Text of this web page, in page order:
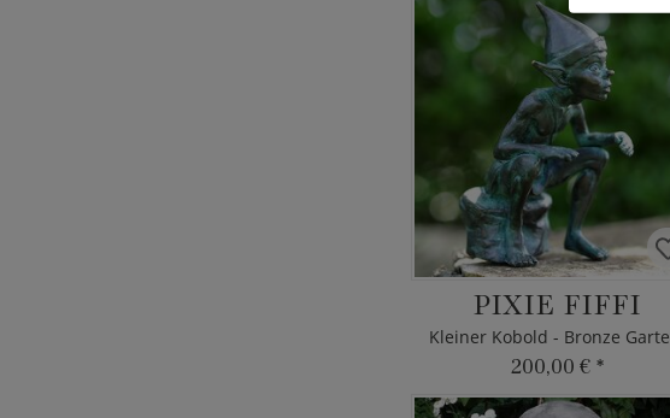
PIXIE FIFFI
200,00 € *